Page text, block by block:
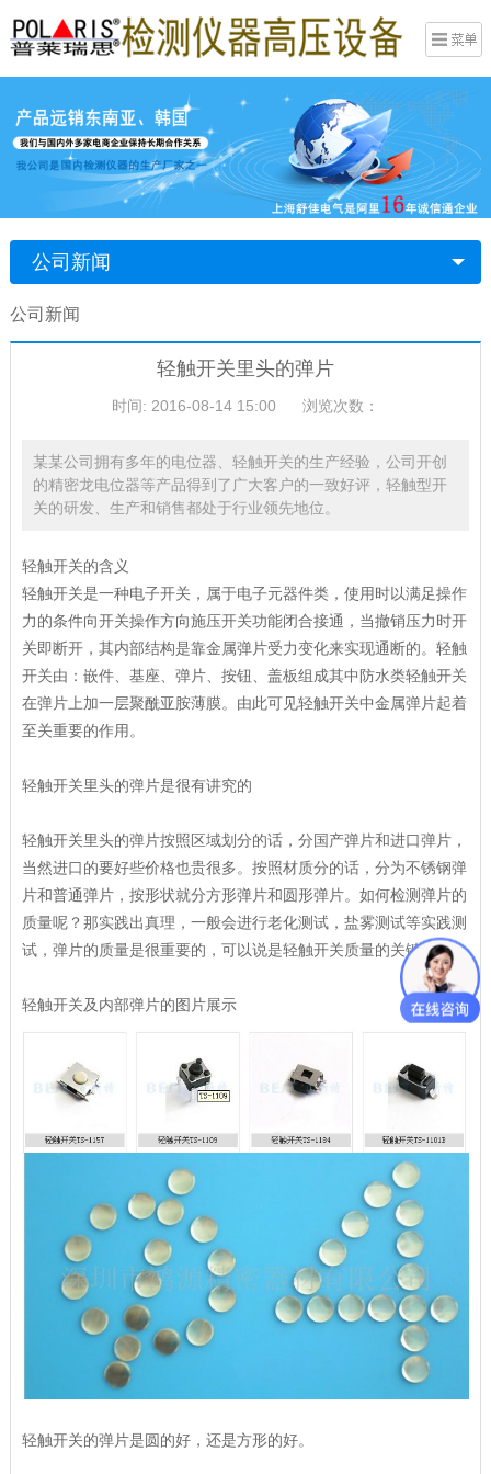
公司新闻
公司新闻
轻触开关里头的弹片
时间: 2016-08-14 15:00 浏览次数：
某某公司拥有多年的电位器、轻触开关的生产经验，公司开创
的精密龙电位器等产品得到了广大客户的一致好评，轻触型开
关的研发、生产和销售都处于行业领先地位。
轻触开关的含义
轻触开关是一种电子开关，属于电子元器件类，使用时以满足操作
力的条件向开关操作方向施压开关功能闭合接通，当撤销压力时开
关即断开，其内部结构是靠金属弹片受力变化来实现通断的。轻触
开关由：嵌件、基座、弹片、按钮、盖板组成其中防水类轻触开关
在弹片上加一层聚酰亚胺薄膜。由此可见轻触开关中金属弹片起着
至关重要的作用。
轻触开关里头的弹片是很有讲究的
轻触开关里头的弹片按照区域划分的话，分国产弹片和进口弹片，
当然进口的要好些价格也贵很多。按照材质分的话，分为不锈钢弹
片和普通弹片，按形状就分方形弹片和圆形弹片。如何检测弹片的
质量呢？那实践出真理，一般会进行老化测试，盐雾测试等实践测
试，弹片的质量是很重要的，可以说是轻触开关质量的关键。
轻触开关及内部弹片的图片展示
轻触开关的弹片是圆的好，还是方形的好。